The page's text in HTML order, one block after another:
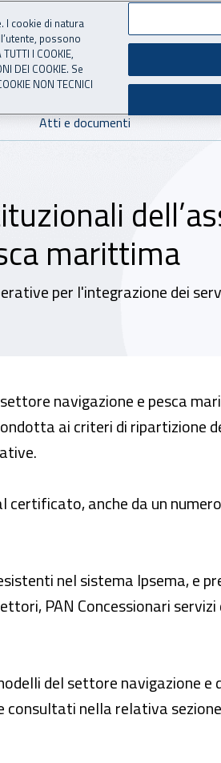
Atti e documenti
marittima
per l'integrazione dei
navigazione e pesca
ai criteri di ripartizione
certificato, anche da un
nel sistema Ipsema, e
PAN Concessionari servizi
del settore navigazione e
consultati nella relativa
I cookie di natura
possono
I COOKIE,
DEI COOKIE. Se
NON TECNICI